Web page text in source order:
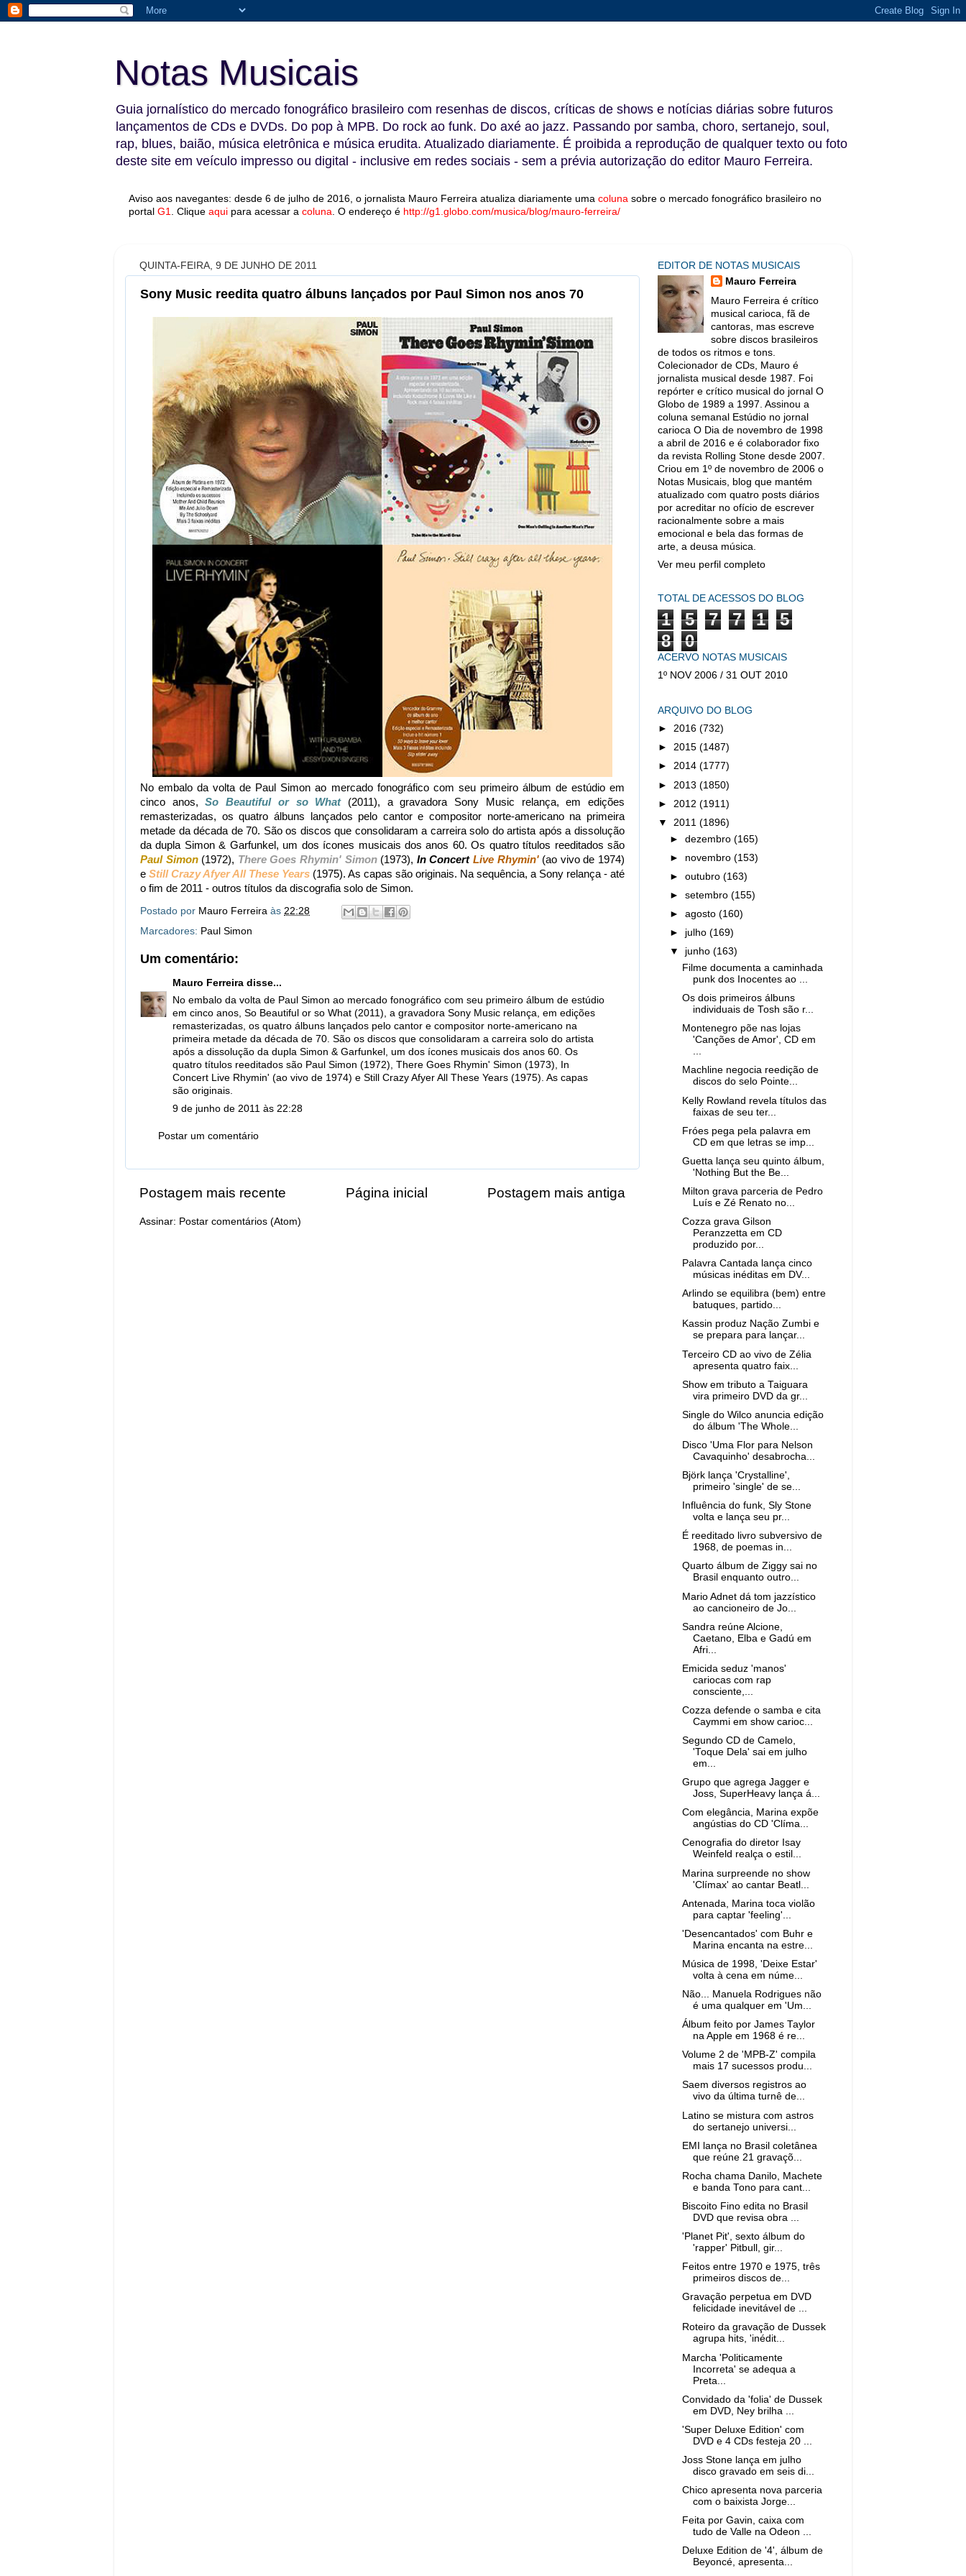
Notas Musicais
Guia jornalístico do mercado fonográfico brasileiro com resenhas de discos, críticas de shows e notícias diárias sobre futuros
lançamentos de CDs e DVDs. Do pop à MPB. Do rock ao funk. Do axé ao jazz. Passando por samba, choro, sertanejo, soul,
rap, blues, baião, música eletrônica e música erudita. Atualizado diariamente. É proibida a reprodução de qualquer texto ou foto
deste site em veículo impresso ou digital - inclusive em redes sociais - sem a prévia autorização do editor Mauro Ferreira.
Aviso aos navegantes: desde 6 de julho de 2016, o jornalista Mauro Ferreira atualiza diariamente uma coluna sobre o mercado fonográfico brasileiro no
portal G1 Clique aqui para acessar a coluna O endereço é http://g1.globo.com/musica/blog/mauro-ferreira/
QUINTA-FEIRA, 9 DE JUNHO DE 2011
Sony Music reedita quatro álbuns lançados por Paul Simon nos anos 70
No embalo da volta de Paul Simon ao mercado fonográfico com seu primeiro álbum de estúdio em
cinco anos,So Beautiful or so What(2011), a gravadora Sony Music relança, em edições
remasterizadas, os quatro álbuns lançados pelo cantor e compositor norte-americano na primeira
metade da década de 70. São os discos que consolidaram a carreira solo do artista após a dissolução
da dupla Simon & Garfunkel, um dos ícones musicais dos anos 60. Os quatro títulos reeditados são
Paul Simon(1972), There Goes Rhymin' Simon(1973), In ConcertLive Rhymin'(ao vivo de 1974)
e Still Crazy Afyer All These Years (1975). As capas são originais. Na sequência, a Sony relança - até
o fim de 2011 - outros títulos da discografia solo de Simon.
Postado por Mauro Ferreira às 22:28
Marcadores: Paul Simon
Um comentário:
Mauro Ferreira disse...
No embalo da volta de Paul Simon ao mercado fonográfico com seu primeiro álbum de estúdio
em cinco anos, So Beautiful or so What (2011), a gravadora Sony Music relança, em edições
remasterizadas, os quatro álbuns lançados pelo cantor e compositor norte-americano na
primeira metade da década de 70. São os discos que consolidaram a carreira solo do artista
após a dissolução da dupla Simon & Garfunkel, um dos ícones musicais dos anos 60. Os
quatro títulos reeditados são Paul Simon (1972), There Goes Rhymin' Simon (1973), In
Concert Live Rhymin' (ao vivo de 1974) e Still Crazy Afyer All These Years (1975). As capas
são originais.
9 de junho de 2011 às 22:28
Postar um comentário
Postagem mais recente Postagem mais antiga
Página inicial
Assinar: Postar comentários (Atom)
EDITOR DE NOTAS MUSICAIS
Mauro Ferreira
Mauro Ferreira é crítico
musical carioca, fã de
cantoras, mas escreve
sobre discos brasileiros
de todos os ritmos e tons.
Colecionador de CDs, Mauro é
jornalista musical desde 1987. Foi
repórter e crítico musical do jornal O
Globo de 1989 a 1997. Assinou a
coluna semanal Estúdio no jornal
carioca O Dia de novembro de 1998
a abril de 2016 e é colaborador fixo
da revista Rolling Stone desde 2007.
Criou em 1º de novembro de 2006 o
Notas Musicais, blog que mantém
atualizado com quatro posts diários
por acreditar no ofício de escrever
racionalmente sobre a mais
emocional e bela das formas de
arte, a deusa música.
Ver meu perfil completo
TOTAL DE ACESSOS DO BLOG
1 5 7 7 1
5
8
0
ACERVO NOTAS MUSICAIS
1º NOV 2006 / 31 OUT 2010
ARQUIVO DO BLOG
► 2016 (732)
► 2015 (1487)
► 2014 (1777)
► 2013 (1850)
► 2012 (1911)
▼ 2011 (1896)
►dezembro(165)
► novembro(153)
►outubro(163)
►setembro(155)
►agosto(160)
► julho(169)
▼ junho(163)
Filme documenta a caminhada
punk dos Inocentes ao ...
Os dois primeiros álbuns
individuais de Tosh são r...
Montenegro põe nas lojas
'Canções de Amor', CD em
...
Machline negocia reedição de
discos do selo Pointe...
Kelly Rowland revela títulos das
faixas de seu ter...
Fróes pega pela palavra em
CD em que letras se imp...
Guetta lança seu quinto álbum,
'Nothing But the Be...
Milton grava parceria de Pedro
Luís e Zé Renato no...
Cozza grava Gilson
Peranzzetta em CD
produzido por...
Palavra Cantada lança cinco
músicas inéditas em DV...
Arlindo se equilibra (bem) entre
batuques, partido...
Kassin produz Nação Zumbi e
se prepara para lançar...
Terceiro CD ao vivo de Zélia
apresenta quatro faix...
Show em tributo a Taiguara
vira primeiro DVD da gr...
Single do Wilco anuncia edição
do álbum 'The Whole...
Disco 'Uma Flor para Nelson
Cavaquinho' desabrocha...
Björk lança 'Crystalline',
primeiro 'single' de se...
Influência do funk, Sly Stone
volta e lança seu pr...
É reeditado livro subversivo de
1968, de poemas in...
Quarto álbum de Ziggy sai no
Brasil enquanto outro...
Mario Adnet dá tom jazzístico
ao cancioneiro de Jo...
Sandra reúne Alcione,
Caetano, Elba e Gadú em
Afri...
Emicida seduz 'manos'
cariocas com rap
consciente,...
Cozza defende o samba e cita
Caymmi em show carioc...
Segundo CD de Camelo,
'Toque Dela' sai em julho
em...
Grupo que agrega Jagger e
Joss, SuperHeavy lança á...
Com elegância, Marina expõe
angústias do CD 'Clíma...
Cenografia do diretor Isay
Weinfeld realça o estil...
Marina surpreende no show
'Clímax' ao cantar Beatl...
Antenada, Marina toca violão
para captar 'feeling'...
'Desencantados' com Buhr e
Marina encanta na estre...
Música de 1998, 'Deixe Estar'
volta à cena em núme...
Não... Manuela Rodrigues não
é uma qualquer em 'Um...
Álbum feito por James Taylor
na Apple em 1968 é re...
Volume 2 de 'MPB-Z' compila
mais 17 sucessos produ...
Saem diversos registros ao
vivo da última turnê de...
Latino se mistura com astros
do sertanejo universi...
EMI lança no Brasil coletânea
que reúne 21 gravaçõ...
Rocha chama Danilo, Machete
e banda Tono para cant...
Biscoito Fino edita no Brasil
DVD que revisa obra ...
'Planet Pit', sexto álbum do
'rapper' Pitbull, gir...
Feitos entre 1970 e 1975, três
primeiros discos de...
Gravação perpetua em DVD
felicidade inevitável de ...
Roteiro da gravação de Dussek
agrupa hits, 'inédit...
Marcha 'Politicamente
Incorreta' se adequa a
Preta...
Convidado da 'folia' de Dussek
em DVD, Ney brilha ...
'Super Deluxe Edition' com
DVD e 4 CDs festeja 20 ...
Joss Stone lança em julho
disco gravado em seis di...
Chico apresenta nova parceria
com o baixista Jorge...
Feita por Gavin, caixa com
tudo de Valle na Odeon ...
Deluxe Edition de '4', álbum de
Beyoncé, apresenta...